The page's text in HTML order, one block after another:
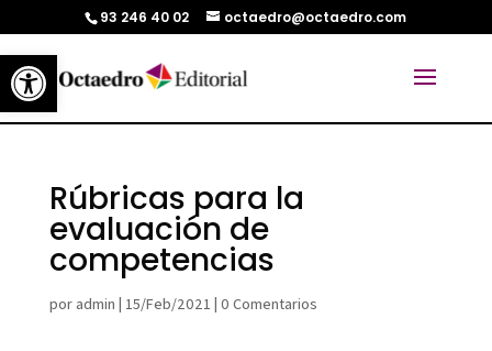
Abrir barra de herramientas
93 246 40 02 octaedro@octaedro.com
Rúbricas para la
evaluación de
competencias
por admin | 15/Feb/2021 | 0 Comentarios